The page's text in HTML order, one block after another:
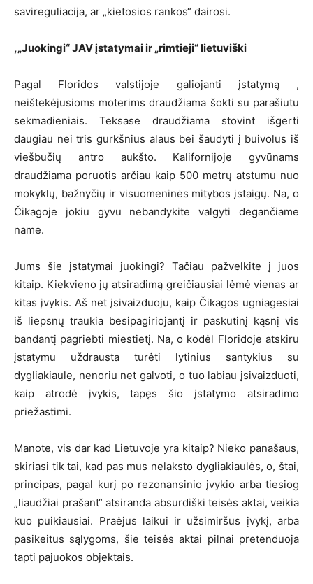
savireguliacija, ar „kietosios rankos“ dairosi.
,„Juokingi“ JAV įstatymai ir „rimtieji“ lietuviški
Pagal Floridos valstijoje galiojanti įstatymą ,
neištekėjusioms moterims draudžiama šokti su parašiutu
sekmadieniais. Teksase draudžiama stovint išgerti
daugiau nei tris gurkšnius alaus bei šaudyti į buivolus iš
viešbučių antro aukšto. Kalifornijoje gyvūnams
draudžiama poruotis arčiau kaip 500 metrų atstumu nuo
mokyklų, bažnyčių ir visuomeninės mitybos įstaigų. Na, o
Čikagoje jokiu gyvu nebandykite valgyti degančiame
name.
Jums šie įstatymai juokingi? Tačiau pažvelkite į juos
kitaip. Kiekvieno jų atsiradimą greičiausiai lėmė vienas ar
kitas įvykis. Aš net įsivaizduoju, kaip Čikagos ugniagesiai
iš liepsnų traukia besipagiriojantį ir paskutinį kąsnį vis
bandantį pagriebti miestietį. Na, o kodėl Floridoje atskiru
įstatymu uždrausta turėti lytinius santykius su
dygliakiaule, nenoriu net galvoti, o tuo labiau įsivaizduoti,
kaip atrodė įvykis, tapęs šio įstatymo atsiradimo
priežastimi.
Manote, vis dar kad Lietuvoje yra kitaip? Nieko panašaus,
skiriasi tik tai, kad pas mus nelaksto dygliakiaulės, o, štai,
principas, pagal kurį po rezonansinio įvykio arba tiesiog
„liaudžiai prašant“ atsiranda absurdiški teisės aktai, veikia
kuo puikiausiai. Praėjus laikui ir užsimiršus įvykį, arba
pasikeitus sąlygoms, šie teisės aktai pilnai pretenduoja
tapti pajuokos objektais.